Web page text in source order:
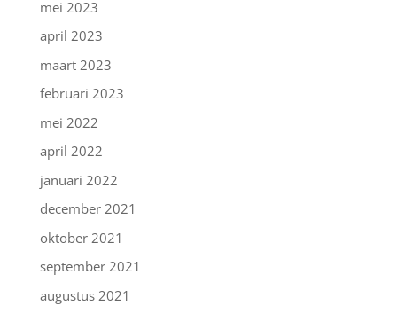
mei 2023
april 2023
maart 2023
februari 2023
mei 2022
april 2022
januari 2022
december 2021
oktober 2021
september 2021
augustus 2021